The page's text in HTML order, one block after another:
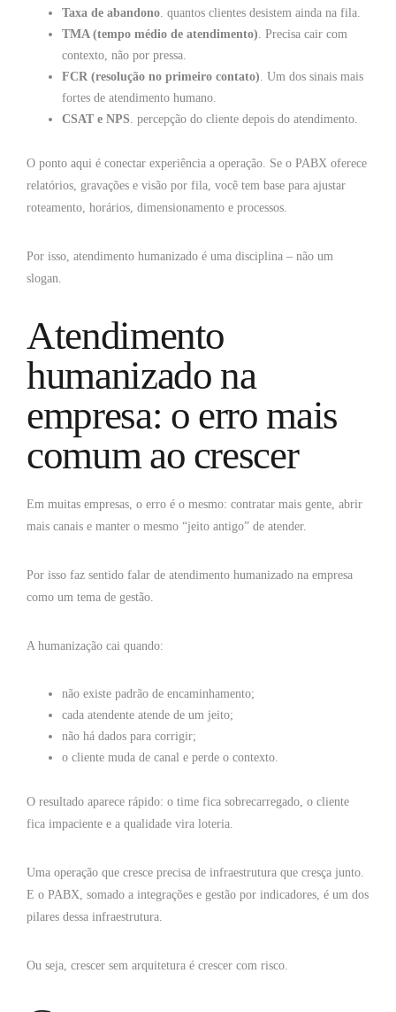
Taxa de abandono. quantos clientes desistem ainda na fila.
TMA (tempo médio de atendimento). Precisa cair com
contexto, não por pressa.
FCR (resolução no primeiro contato). Um dos sinais mais
fortes de atendimento humano.
CSAT e NPS. percepção do cliente depois do atendimento.
O ponto aqui é conectar experiência a operação. Se o PABX oferece
relatórios, gravações e visão por fila, você tem base para ajustar
roteamento, horários, dimensionamento e processos.
Por isso, atendimento humanizado é uma disciplina – não um
slogan.
Atendimento
humanizado na
empresa: o erro mais
comum ao crescer
Em muitas empresas, o erro é o mesmo: contratar mais gente, abrir
mais canais e manter o mesmo “jeito antigo” de atender.
Por isso faz sentido falar de atendimento humanizado na empresa
como um tema de gestão.
A humanização cai quando:
não existe padrão de encaminhamento;
cada atendente atende de um jeito;
não há dados para corrigir;
o cliente muda de canal e perde o contexto.
O resultado aparece rápido: o time fica sobrecarregado, o cliente
fica impaciente e a qualidade vira loteria.
Uma operação que cresce precisa de infraestrutura que cresça junto.
E o PABX, somado a integrações e gestão por indicadores, é um dos
pilares dessa infraestrutura.
Ou seja, crescer sem arquitetura é crescer com risco.